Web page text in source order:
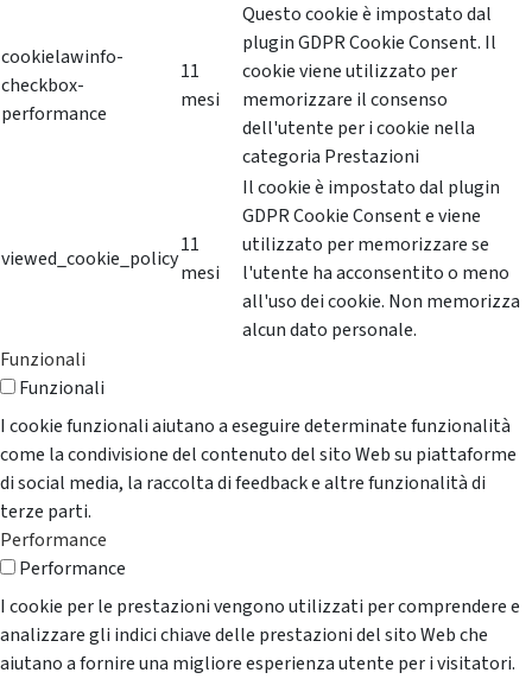
cookielawinfo-
checkbox-
performance
11
mesi
Questo cookie è impostato dal
plugin GDPR Cookie Consent. Il
cookie viene utilizzato per
memorizzare il consenso
dell'utente per i cookie nella
categoria Prestazioni
viewed_cookie_policy
11
mesi
Il cookie è impostato dal plugin
GDPR Cookie Consent e viene
utilizzato per memorizzare se
l'utente ha acconsentito o meno
all'uso dei cookie. Non memorizza
alcun dato personale.
Funzionali
Funzionali
I cookie funzionali aiutano a eseguire determinate funzionalità
come la condivisione del contenuto del sito Web su piattaforme
di social media, la raccolta di feedback e altre funzionalità di
terze parti.
Performance
Performance
I cookie per le prestazioni vengono utilizzati per comprendere e
analizzare gli indici chiave delle prestazioni del sito Web che
aiutano a fornire una migliore esperienza utente per i visitatori.